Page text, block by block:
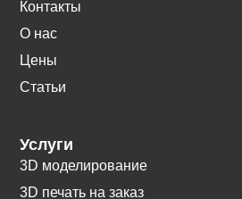
Контакты
О нас
Цены
Статьи
Услуги
3D моделирование
3D печать на заказ